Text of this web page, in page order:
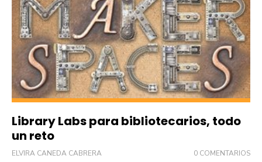
Library Labs para bibliotecarios, todo
un reto
ELVIRA CANEDA CABRERA 0 COMENTARIOS